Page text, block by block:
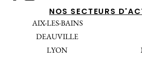
NOS SECTEURS
AIX-LES-BAINS
DEAUVILLE
LYON